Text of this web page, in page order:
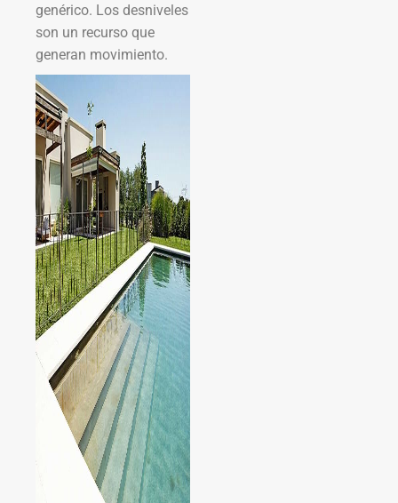
genérico. Los desniveles
son un recurso que
generan movimiento.